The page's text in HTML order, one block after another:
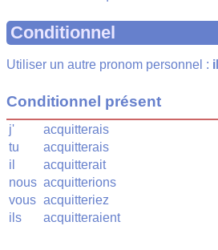
Conditionnel
Utiliser un autre pronom personnel : il
Conditionnel présent
j'
acquitterais
tu
acquitterais
il
acquitterait
nous acquitterions
vous acquitteriez
ils
acquitteraient